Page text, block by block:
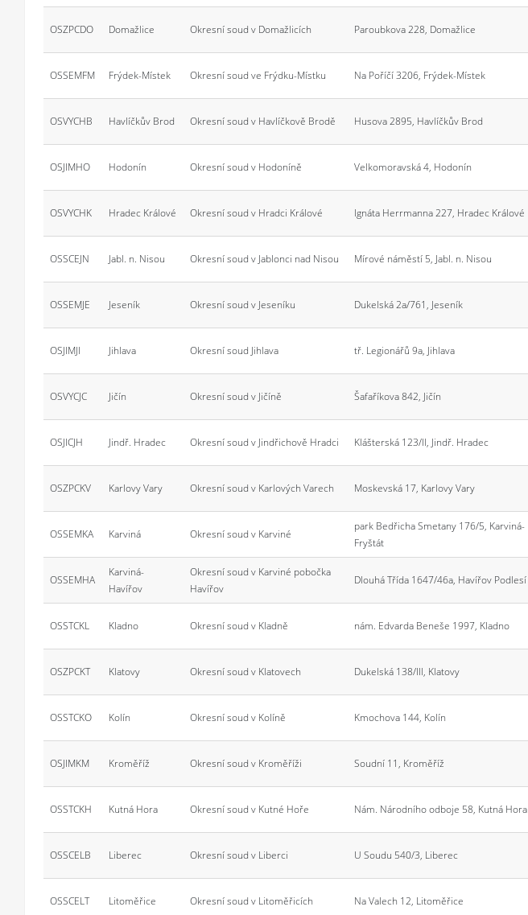
OSZPCDO Domažlice Okresní soud v Domažlicích Paroubkova 228, Domažlice
OSSEMFM Frýdek-Místek Okresní soud ve Frýdku-Místku Na Poříčí 3206, Frýdek-Místek
OSVYCHB Havlíčkův Brod Okresní soud v Havlíčkově Brodě Husova 2895, Havlíčkův Brod
OSJIMHO Hodonín Okresní soud v Hodoníně Velkomoravská 4, Hodonín
OSVYCHK Hradec Králové Okresní soud v Hradci Králové Ignáta Herrmanna 227, Hradec Králové
OSSCEJN Jabl. n. Nisou Okresní soud v Jablonci nad Nisou Mírové náměstí 5, Jabl. n. Nisou
OSSEMJE Jeseník Okresní soud v Jeseníku Dukelská 2a/761, Jeseník
OSJIMJI Jihlava Okresní soud Jihlava tř. Legionářů 9a, Jihlava
OSVYCJC Jičín Okresní soud v Jičíně Šafaříkova 842, Jičín
OSJICJH Jindř. Hradec Okresní soud v Jindřichově Hradci Klášterská 123/II, Jindř. Hradec
OSZPCKV Karlovy Vary Okresní soud v Karlových Varech Moskevská 17, Karlovy Vary
OSSEMKA Karviná Okresní soud v Karviné
park Bedřicha Smetany 176/5, Karviná-
Fryštát
OSSEMHA
Karviná-
Havířov
Okresní soud v Karviné pobočka
Havířov
Dlouhá Třída 1647/46a, Havířov Podlesí
OSSTCKL Kladno Okresní soud v Kladně nám. Edvarda Beneše 1997, Kladno
OSZPCKT Klatovy Okresní soud v Klatovech Dukelská 138/III, Klatovy
OSSTCKO Kolín Okresní soud v Kolíně Kmochova 144, Kolín
OSJIMKM Kroměříž Okresní soud v Kroměříži Soudní 11, Kroměříž
OSSTCKH Kutná Hora Okresní soud v Kutné Hoře Nám. Národního odboje 58, Kutná Hora
OSSCELB Liberec Okresní soud v Liberci U Soudu 540/3, Liberec
OSSCELT Litoměřice Okresní soud v Litoměřicích Na Valech 12, Litoměřice